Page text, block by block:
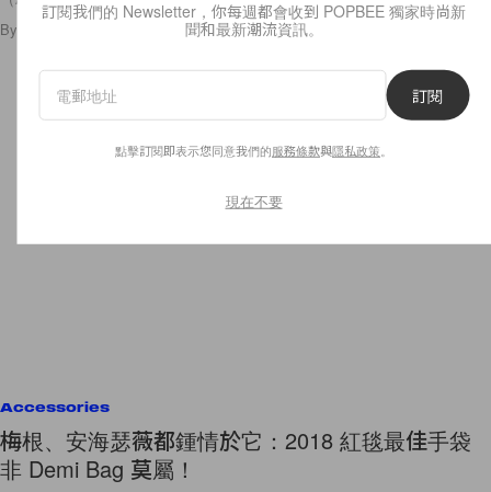
By
Accessories
梅根、安海瑟薇都鍾情於它：2018 紅毯最佳手袋
非 Demi Bag 莫屬！
訂閱我們的 Newsletter，你每週都會收到 POPBEE 獨家時尚新
聞和最新潮流資訊。
訂閱
點擊訂閱即表示您同意我們的服務條款與隱私政策
現在不要